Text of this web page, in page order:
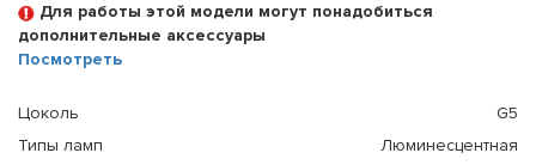
Для работы этой модели могут понадобиться
дополнительные аксессуары
Посмотреть
Цоколь
G5
Типы ламп
Люминесцентная